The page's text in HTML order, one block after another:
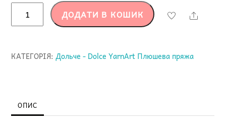
(Dolce
кількість
ДОДАТИ В КОШИК Share
КАТЕГОРІЯ:Дольче - Dolce YarnArt Плюшева пряжа
ОПИС